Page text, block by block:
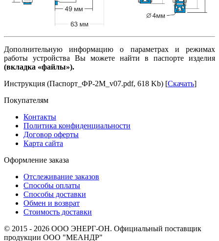
Дополнительную информацию о параметрах и режимах
работы устройства Вы можете найти в паспорте изделия
(вкладка «файлы»).
Инструкция (Паспорт_ФР-2М_v07.pdf, 618 Kb) [Скачать]
Покупателям
Контакты
Политика конфиденциальности
Договор оферты
Карта сайта
Оформление заказа
Отслеживание заказов
Способы оплаты
Способы доставки
Обмен и возврат
Стоимость доставки
© 2015 - 2026 ООО ЭНЕРГ-ОН. Официальный поставщик
продукции ООО "МЕАНДР"